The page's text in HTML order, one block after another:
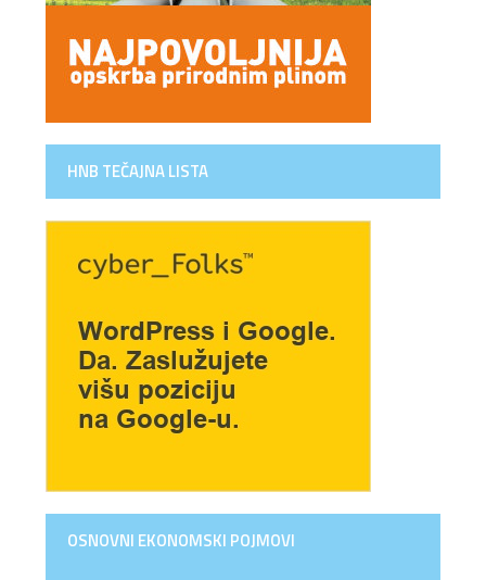
HNB TEČAJNA LISTA
OSNOVNI EKONOMSKI POJMOVI